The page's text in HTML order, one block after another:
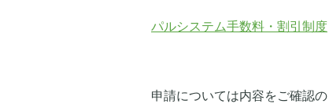
パルシステム手数料・割引制度
申請については内容をご確認